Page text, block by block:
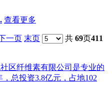
查看更多
一页 末页 共 69页411
区纤维素有限公司是专业的
总投资3.8亿元，占地102